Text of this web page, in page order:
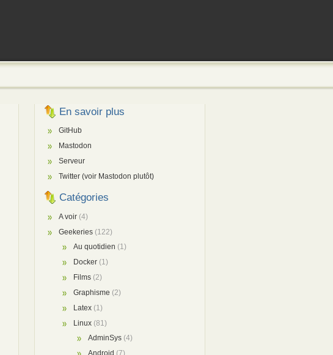
En savoir plus
GitHub
Mastodon
Serveur
Twitter (voir Mastodon plutôt)
Catégories
A voir (4)
Geekeries (122)
Au quotidien (1)
Docker (1)
Films (2)
Graphisme (2)
Latex (1)
Linux (81)
AdminSys (4)
Android (7)